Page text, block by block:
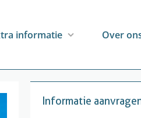
informatie Over
Informatie